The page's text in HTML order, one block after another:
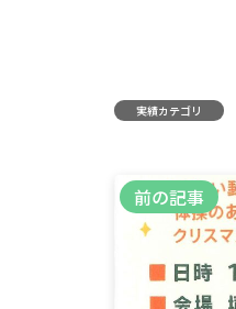
実績カテゴリ
前の記事